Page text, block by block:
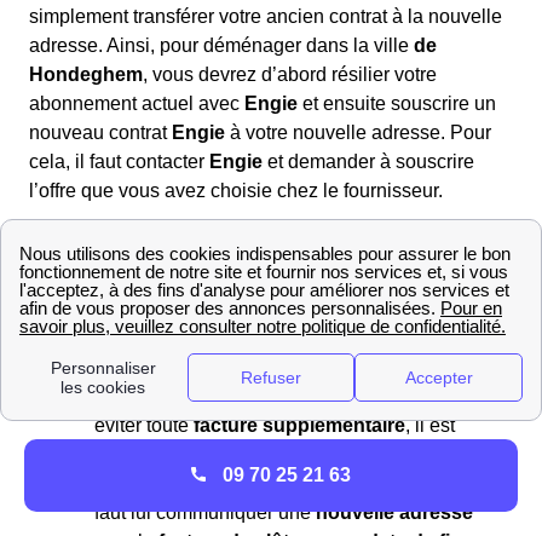
simplement transférer votre ancien contrat à la nouvelle
adresse. Ainsi, pour déménager dans la ville de
Hondeghem, vous devrez d’abord résilier votre
abonnement actuel avec Engie et ensuite souscrire un
nouveau contrat Engie à votre nouvelle adresse. Pour
cela, il faut contacter Engie et demander à souscrire
l’offre que vous avez choisie chez le fournisseur.
Résilier son contrat Engie (ex EDF-GDF) à
Hondeghem : mode d'emploi
Le clientà Hondeghem (59190) est amené à résilier
son contrat Engie dans deux cas:
Dans le cadre d'undéménagement: Pour
éviter toutefacture supplémentaire, il est
fournisseurpour le prévenir de son départ. Il
faut lui communiquer unenouvelle adresse
09 70 25 21 63